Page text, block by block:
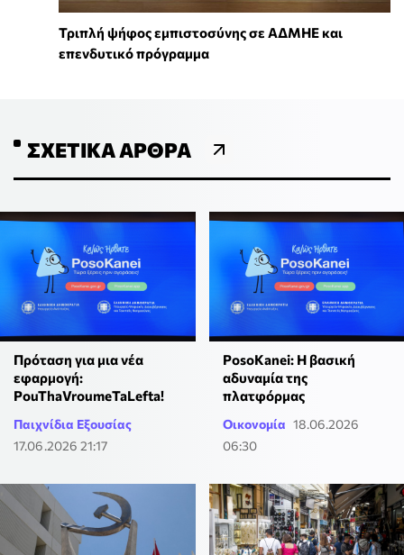
Τριπλή ψήφος εμπιστοσύνης σε ΑΔΜΗΕ και
επενδυτικό πρόγραμμα
ΣΧΕΤΙΚΆ ΆΡΘΡΑ
Πρόταση για μια νέα
εφαρμογή:
PouThaVroumeTaLefta!
Παιχνίδια Εξουσίας
17.06.2026 21:17
PosoKanei: Η βασική
αδυναμία της
πλατφόρμας
Οικονομία 18.06.2026
06:30